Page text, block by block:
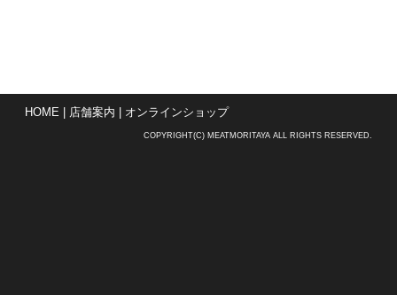
HOME 店舗案内 オンラインショップ
COPYRIGHT(C) MEATMORITAYA ALL RIGHTS RESERVED.